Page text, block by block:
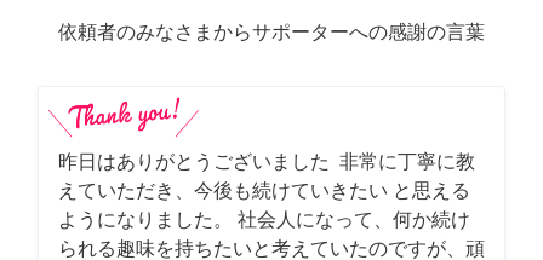
依頼者のみなさまからサポーターへの感謝の言葉
昨日はありがとうございました 非常に丁寧に教
えていただき、今後も続けていきたい と思える
ようになりました。 社会人になって、何か続け
られる趣味を持ちたいと考えていたのですが、頑